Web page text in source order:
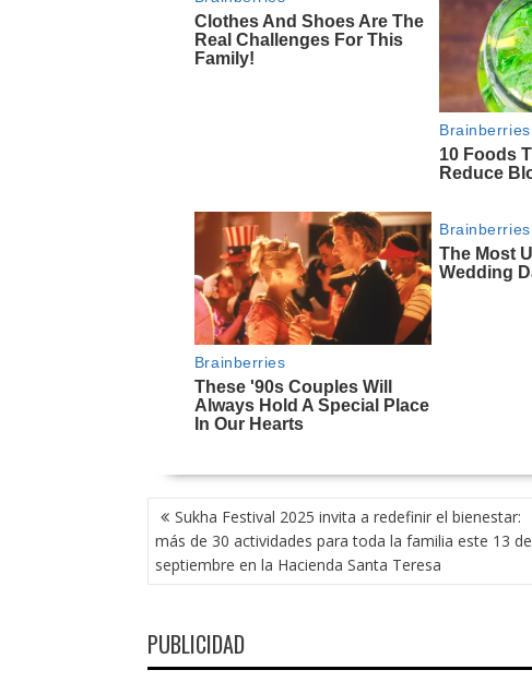
NAVEGACIÓN
DE
ENTRADAS
Sukha Festival 2025 invita a redefinir el bienestar:
más de 30 actividades para toda la familia este 13 de
septiembre en la Hacienda Santa Teresa
PUBLICIDAD